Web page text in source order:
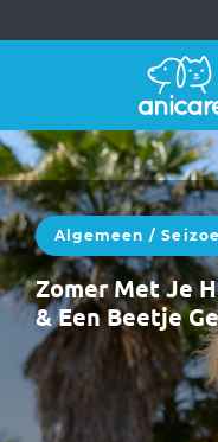
Algemeen /
Zomer Met Je
& Een Beetje
Zomer met een
dagen,
picknicks en